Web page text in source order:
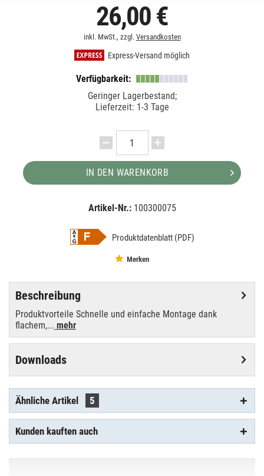
26,00 €
inkl. MwSt., zzgl. Versandkosten
Express-Versand möglich
Verfügbarkeit:
Geringer Lagerbestand;
Lieferzeit: 1-3 Tage
IN DEN WARENKORB
Artikel-Nr.: 100300075
Produktdatenblatt (PDF)
Merken
Beschreibung
Produktvorteile Schnelle und einfache Montage dank
flachem,... mehr
Downloads
Ähnliche Artikel 5
Kunden kauften auch